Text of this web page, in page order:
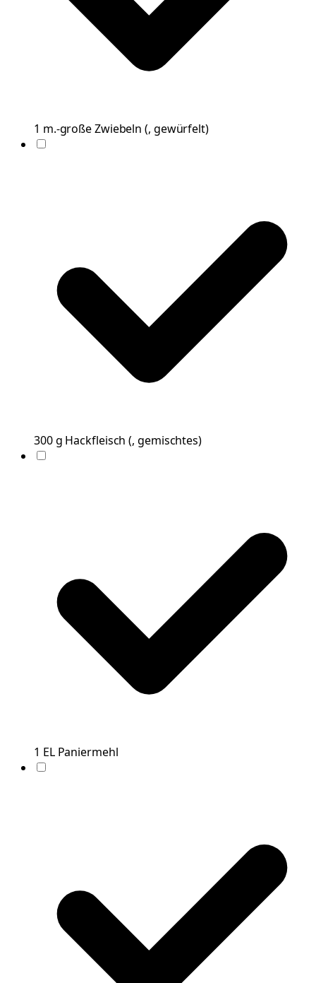
1 m.-großeZwiebeln (, gewürfelt)
300g Hackfleisch (, gemischtes)
1 EL Paniermehl